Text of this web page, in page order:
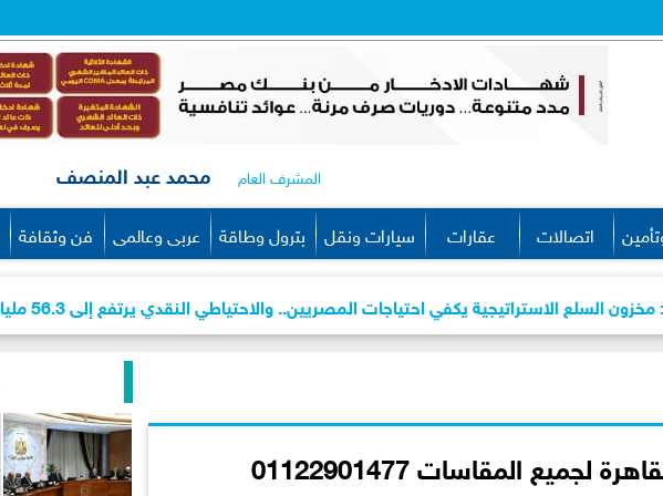
المشرف العام محمد عبد المنصف
اتصالات عقارات سيارات ونقل بترول وطاقة عربى وعالمى فن وثقافة
يكفي احتياجات المصريين.. والاحتياطي النقدي يرتفع إلى 56.3 مليار دولار
المقاسات 01122901477